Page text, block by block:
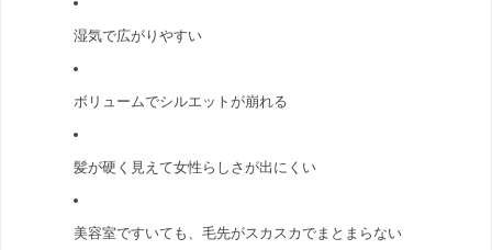
湿気で広がりやすい
ボリュームでシルエットが崩れる
髪が硬く見えて女性らしさが出にくい
美容室ですいても、毛先がスカスカでまとまらない